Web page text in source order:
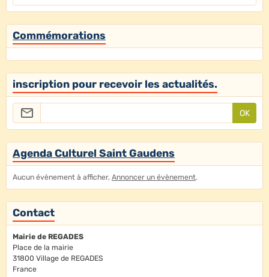
Commémorations
inscription pour recevoir les actualités.
OK
Agenda Culturel Saint Gaudens
Aucun évènement à afficher, Annoncer un évènement.
Contact
Mairie de REGADES
Place de la mairie
31800 Village de REGADES
France